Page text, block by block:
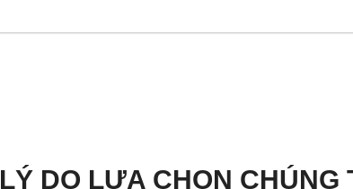
LÝ DO LỰA CHỌN CHÚNG